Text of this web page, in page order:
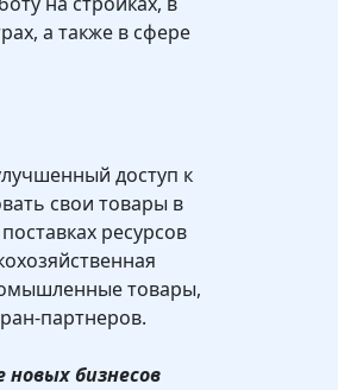
а также в сфере
доступ к
свои товары в
ресурсов
товары,
партнеров.
бизнесов